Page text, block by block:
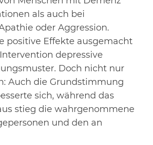
als auch bei
oder Aggression.
positive Effekte ausgemacht
depressive
Doch nicht nur
Auch die Grundstimmung
sich, während das
stieg die wahrgenommene
und den an